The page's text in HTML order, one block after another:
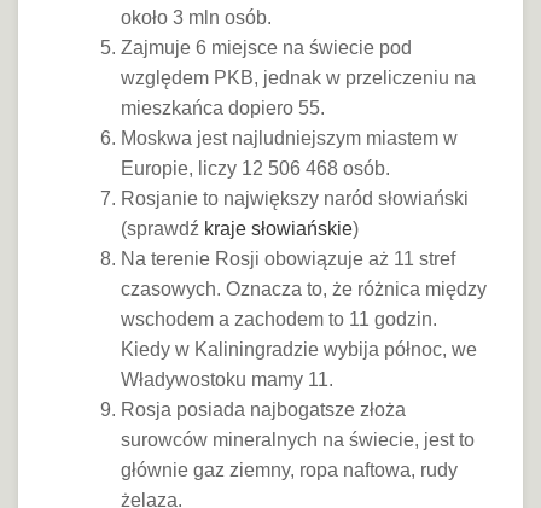
około 3 mln osób.
Zajmuje 6 miejsce na świecie pod
względem PKB, jednak w przeliczeniu na
mieszkańca dopiero 55.
Moskwa jest najludniejszym miastem w
Europie, liczy 12 506 468 osób.
Rosjanie to największy naród słowiański
(sprawdź kraje słowiańskie)
Na terenie Rosji obowiązuje aż 11 stref
czasowych. Oznacza to, że różnica między
wschodem a zachodem to 11 godzin.
Kiedy w Kaliningradzie wybija północ, we
Władywostoku mamy 11.
Rosja posiada najbogatsze złoża
surowców mineralnych na świecie, jest to
głównie gaz ziemny, ropa naftowa, rudy
żelaza.